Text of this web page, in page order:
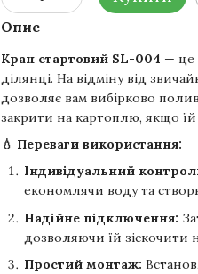
Опис
Кран стартовий SL-004 — це
ділянці. На відміну від
дозволяє вам вибірково
закрити на картоплю, якщо їй
💧 Переваги використання:
Індивідуальний
економлячи воду та
Надійне підключення:
дозволяючи їй зіскочити
Простий монтаж: